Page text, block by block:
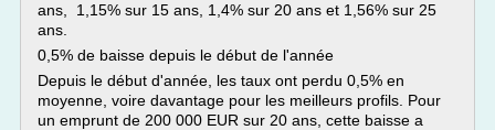
ans, 1,15% sur 15 ans, 1,4% sur 20 ans et 1,56% sur 25
ans.
0,5% de baisse depuis le début de l'année
Depuis le début d'année, les taux ont perdu 0,5% en
moyenne, voire davantage pour les meilleurs profils. Pour
un emprunt de 200 000 EUR sur 20 ans, cette baisse a